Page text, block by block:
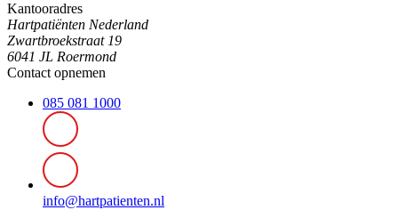
Kantooradres
Hartpatiënten Nederland
Zwartbroekstraat 19
6041 JL Roermond
Contact opnemen
085 081 1000
info@hartpatienten.nl